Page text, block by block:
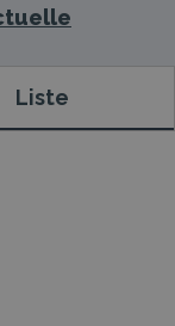
Liste